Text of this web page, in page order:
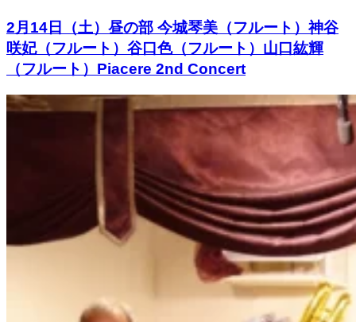
2月14日（土）昼の部 今城琴美（フルート）神谷
咲妃（フルート）谷口色（フルート）山口紘輝
（フルート）Piacere 2nd Concert